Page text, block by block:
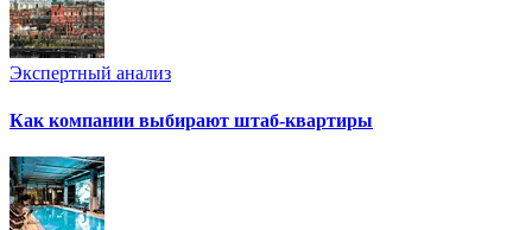
Экспертный анализ
Как компании выбирают штаб-квартиры